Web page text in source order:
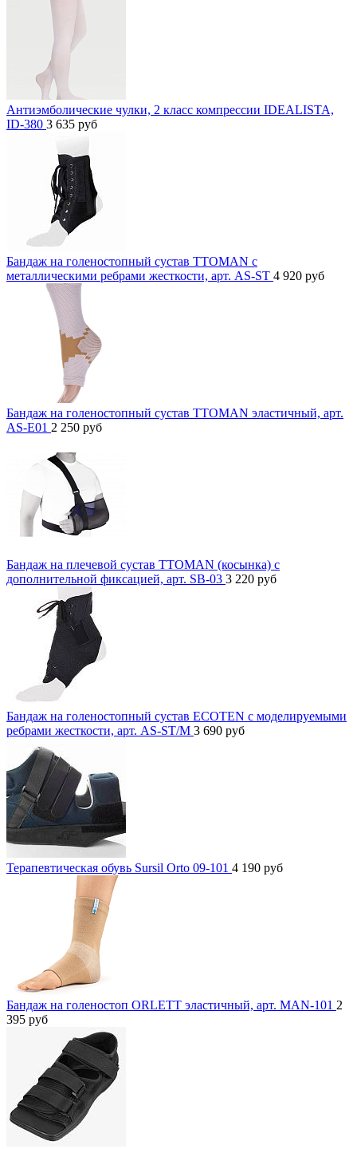
Антиэмболические чулки, 2 класс компрессии IDEALISTA,
ID-380 3 635 руб
Бандаж на голеностопный сустав TTOMAN с
металлическими ребрами жесткости, арт. AS-ST 4 920 руб
Бандаж на голеностопный сустав TTOMAN эластичный, арт.
AS-E01 2 250 руб
Бандаж на плечевой сустав TTOMAN (косынка) с
дополнительной фиксацией, арт. SB-03 3 220 руб
Бандаж на голеностопный сустав ECOTEN с моделируемыми
ребрами жесткости, арт. AS-ST/M 3 690 руб
Терапевтическая обувь Sursil Orto 09-101 4 190 руб
Бандаж на голеностоп ORLETT эластичный, арт. MAN-101 2
395 руб